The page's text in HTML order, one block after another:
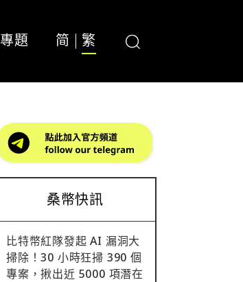
專題 简 繁
桑幣快訊
比特幣紅隊發起 AI 漏洞大
掃除！30 小時狂掃 390 個
專案，揪出近 5000 項潛在